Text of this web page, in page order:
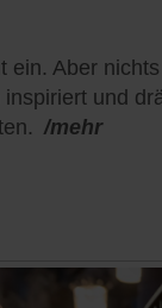
ein. Aber nichts
und
/mehr